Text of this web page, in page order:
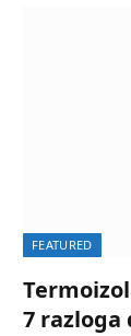
FEATURED
7 razloga